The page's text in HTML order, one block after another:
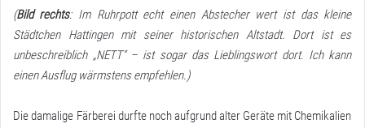
(Bild rechts: Im Ruhrpott echt einen Abstecher wert ist das kleine
Städtchen Hattingen mit seiner historischen Altstadt. Dort ist es
unbeschreiblich „NETT“ – ist sogar das Lieblingswort dort. Ich kann
einen Ausflug wärmstens empfehlen.)
Die damalige Färberei durfte noch aufgrund alter Geräte mit Chemikalien